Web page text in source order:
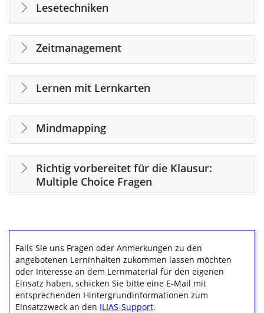
Lesetechniken
Zeitmanagement
Lernen mit Lernkarten
Mindmapping
Richtig vorbereitet für die Klausur:
Multiple Choice Fragen
Falls Sie uns Fragen oder Anmerkungen zu den
angebotenen Lerninhalten zukommen lassen möchten
oder Interesse an dem Lernmaterial für den eigenen
Einsatz haben, schicken Sie bitte eine E-Mail mit
entsprechenden Hintergrundinformationen zum
Einsatzzweck an den ILIAS-Support.